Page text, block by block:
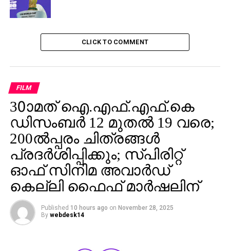
CLICK TO COMMENT
FILM
30ാമത് ഐ.എഫ്.എഫ്.കെ
ഡിസംബര്‍ 12 മുതല്‍ 19 വരെ;
200ല്‍പ്പരം ചിത്രങ്ങള്‍
പ്രദര്‍ശിപ്പിക്കും; സ്പിരിറ്റ്
ഓഫ് സിനിമ അവാര്‍ഡ്
കെല്ലി ഫൈഫ് മാര്‍ഷലിന്
Published 10 hours ago on November 28, 2025
By webdesk14